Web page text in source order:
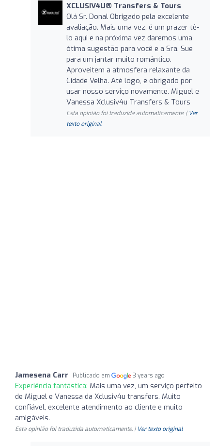
XCLUSIV4U®️ Transfers & Tours
Olá Sr. Donal Obrigado pela excelente
avaliação. Mais uma vez, é um prazer tê-
lo aqui e na próxima vez daremos uma
ótima sugestão para você e a Sra. Sue
para um jantar muito romântico.
Aproveitem a atmosfera relaxante da
Cidade Velha. Até logo, e obrigado por
usar nosso serviço novamente. Miguel e
Vanessa Xclusiv4u Transfers & Tours
Esta opinião foi traduzida automaticamente. | Ver
texto original
Jamesena Carr Publicado em 3 years ago
Experiência fantástica: Mais uma vez, um serviço perfeito
de Miguel e Vanessa da Xclusiv4u transfers. Muito
confiável, excelente atendimento ao cliente e muito
amigáveis.
Esta opinião foi traduzida automaticamente. | Ver texto original